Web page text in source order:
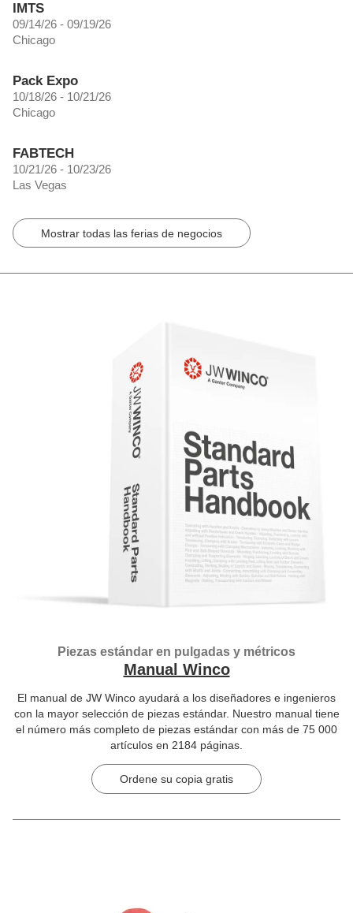
IMTS
09/14/26 - 09/19/26
Chicago
Pack Expo
10/18/26 - 10/21/26
Chicago
FABTECH
10/21/26 - 10/23/26
Las Vegas
Mostrar todas las ferias de negocios
Piezas estándar en pulgadas y métricos
Manual Winco
El manual de JW Winco ayudará a los diseñadores e ingenieros
con la mayor selección de piezas estándar. Nuestro manual tiene
el número más completo de piezas estándar con más de 75 000
artículos en 2184 páginas.
Ordene su copia gratis